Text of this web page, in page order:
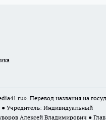
Перевод названия на
Учредитель: Индивидуальный
Алексей Владимирович ●